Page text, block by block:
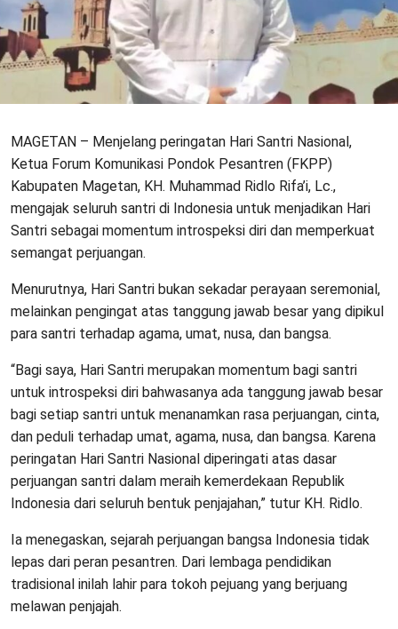
MAGETAN – Menjelang peringatan Hari Santri Nasional,
Ketua Forum Komunikasi Pondok Pesantren (FKPP)
Kabupaten Magetan, KH. Muhammad Ridlo Rifa’i, Lc.,
mengajak seluruh santri di Indonesia untuk menjadikan Hari
Santri sebagai momentum introspeksi diri dan memperkuat
semangat perjuangan.
Menurutnya, Hari Santri bukan sekadar perayaan seremonial,
melainkan pengingat atas tanggung jawab besar yang dipikul
para santri terhadap agama, umat, nusa, dan bangsa.
“Bagi saya, Hari Santri merupakan momentum bagi santri
untuk introspeksi diri bahwasanya ada tanggung jawab besar
bagi setiap santri untuk menanamkan rasa perjuangan, cinta,
dan peduli terhadap umat, agama, nusa, dan bangsa. Karena
peringatan Hari Santri Nasional diperingati atas dasar
perjuangan santri dalam meraih kemerdekaan Republik
Indonesia dari seluruh bentuk penjajahan,” tutur KH. Ridlo.
Ia menegaskan, sejarah perjuangan bangsa Indonesia tidak
lepas dari peran pesantren. Dari lembaga pendidikan
tradisional inilah lahir para tokoh pejuang yang berjuang
melawan penjajah.